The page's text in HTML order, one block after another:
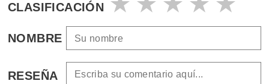
CLASIFICACIÓN
NOMBRE
RESEÑA